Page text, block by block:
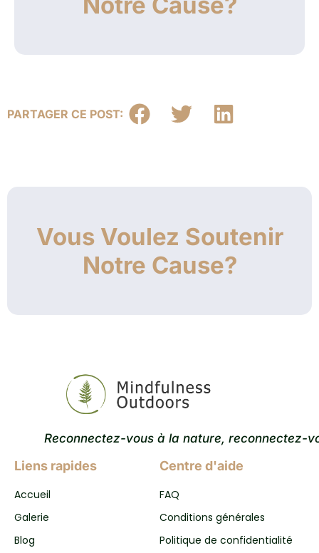
PARTAGER CE POST:
Vous Voulez Soutenir
Notre Cause?
Reconnectez-vous à la nature, reconnectez-
Liens rapides
Accueil
Galerie
Blog
Centre d'aide
FAQ
Conditions générales
Politique de confidentialité